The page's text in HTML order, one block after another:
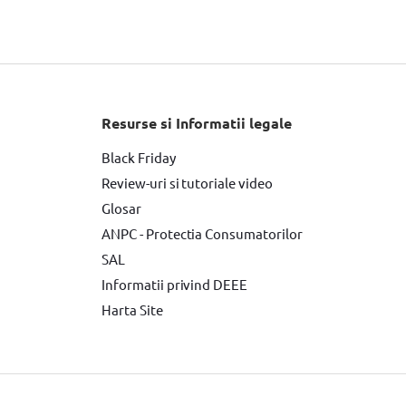
Suflanta aer cald YATO
Makita Accesorii scule electrice
de Vopsit si Trafaleti YATO
Resurse si Informatii legale
Black Friday
Review-uri si tutoriale video
Glosar
ANPC - Protectia Consumatorilor
SAL
Informatii privind DEEE
Harta Site